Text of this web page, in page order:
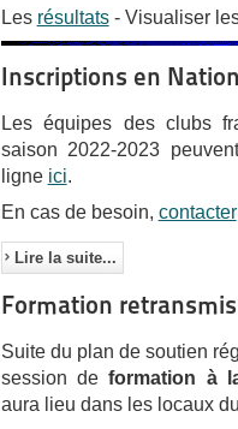
Les résultats- Visualiser
Inscriptions en
Les équipes des clubs
saison 2022-2023
ligne ici.
En cas de besoin, contacter
Lire la suite...
Formation
Suite du plan de soutien
session deformation à
aura lieu dans les locaux